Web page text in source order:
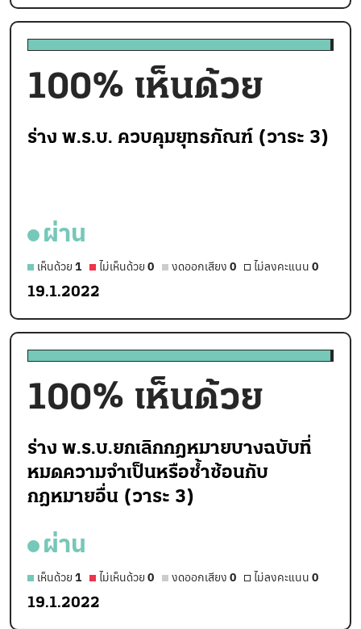
100% เห็นด้วย
ร่าง พ.ร.บ. ควบคุมยุทธภัณฑ์ (วาระ 3)
ผ่าน
เห็นด้วย 1 ไม่เห็นด้วย 0 งดออกเสียง 0 ไม่ลงคะแนน 0
19.1.2022
100% เห็นด้วย
ร่าง พ.ร.บ.ยกเลิกกฎหมายบางฉบับที่
หมดความจำเป็นหรือซ้ำซ้อนกับ
กฎหมายอื่น (วาระ 3)
ผ่าน
เห็นด้วย 1 ไม่เห็นด้วย 0 งดออกเสียง 0 ไม่ลงคะแนน 0
19.1.2022